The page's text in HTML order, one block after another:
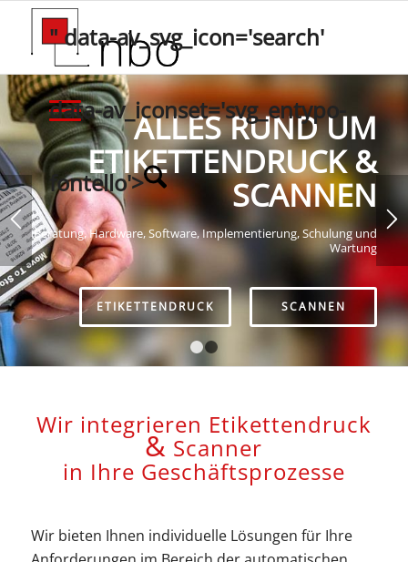
" data-av_svg_icon='search'
data-av_iconset='svg_entypo-
fontello'>
ALLES RUND UM
ETIKETTENDRUCK &
SCANNEN
Beratung, Hardware, Software, Implementierung, Schulung und
Wartung
ETIKETTENDRUCK SCANNEN
Wir integrieren Etikettendruck
& Scanner
in Ihre Geschäftsprozesse
Wir bieten Ihnen individuelle Lösungen für Ihre